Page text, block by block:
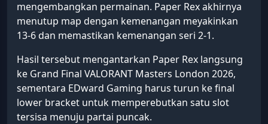
mengembangkan permainan. Paper Rex akhirnya
menutup map dengan kemenangan meyakinkan
13-6 dan memastikan kemenangan seri 2-1.
Hasil tersebut mengantarkan Paper Rex langsung
ke Grand Final VALORANT Masters London 2026,
sementara EDward Gaming harus turun ke final
lower bracket untuk memperebutkan satu slot
tersisa menuju partai puncak.